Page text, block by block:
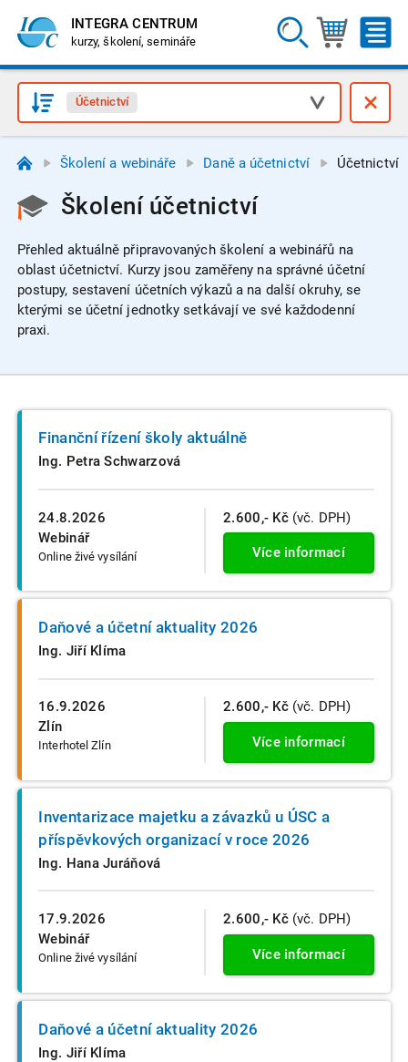
INTEGRA CENTRUM
kurzy, školení, semináře
Účetnictví
Školení a webináře Daně a účetnictví Účetnictví
Školení účetnictví
Přehled aktuálně připravovaných školení a webinářů na
oblast účetnictví. Kurzy jsou zaměřeny na správné účetní
postupy, sestavení účetních výkazů a na další okruhy, se
kterými se účetní jednotky setkávají ve své každodenní
praxi.
24.8.2026
Webinář
Online živé vysílání
Finanční řízení školy aktuálně
Ing. Petra Schwarzová
2.600,- Kč (vč. DPH)
Více informací
16.9.2026
Zlín
Interhotel Zlín
Daňové a účetní aktuality 2026
Ing. Jiří Klíma
2.600,- Kč (vč. DPH)
Více informací
17.9.2026
Webinář
Online živé vysílání
Inventarizace majetku a závazků u ÚSC a
příspěvkových organizací v roce 2026
Ing. Hana Juráňová
2.600,- Kč (vč. DPH)
Více informací
Daňové a účetní aktuality 2026
Ing. Jiří Klíma